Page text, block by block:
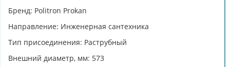
Бренд: Politron Prokan
Направление: Инженерная сантехника
Тип присоединения: Раструбный
Внешний диаметр, мм: 573